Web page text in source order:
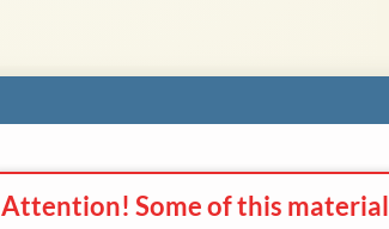
Attention! Some of this material